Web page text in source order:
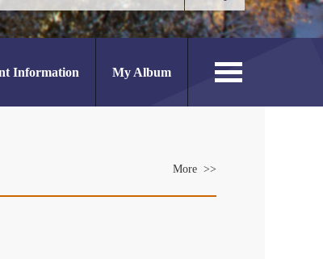
Information My Album
More >>